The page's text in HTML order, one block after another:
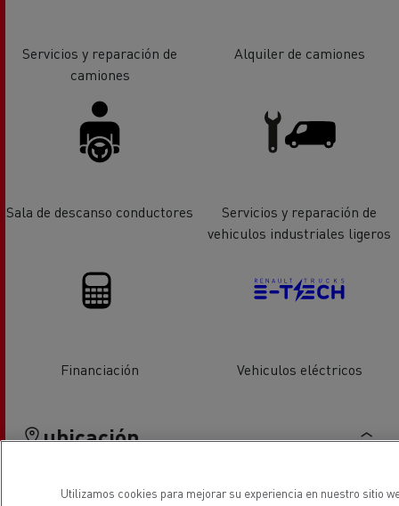
Servicios y reparación de
camiones
Alquiler de camiones
Sala de descanso conductores
Servicios y reparación de
vehiculos industriales ligeros
Financiación Vehiculos eléctricos
ubicación
Utilizamos cookies para mejorar su experiencia en nuestro sitio